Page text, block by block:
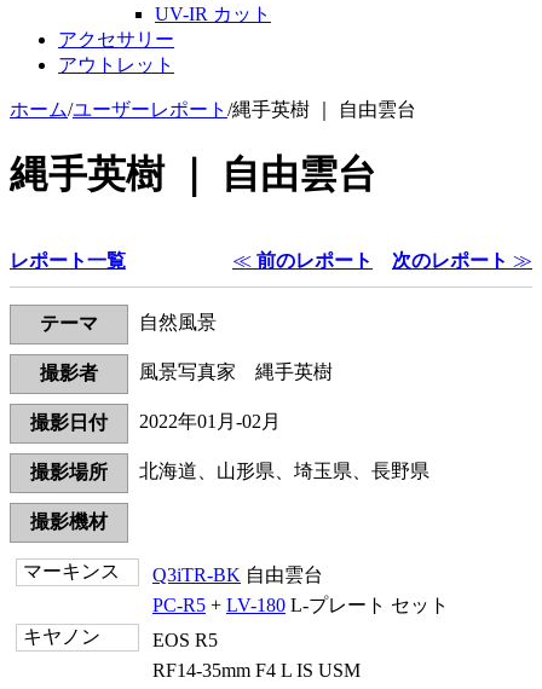
UV-IR カット
アクセサリー
アウトレット
ホーム/ユーザーレポート /縄手英樹 ｜ 自由雲台
縄手英樹 ｜ 自由雲台
レポート一覧 ≪ 前のレポート 次のレポート ≫
テーマ 自然風景
撮影者 風景写真家 縄手英樹
撮影日付 2022年01月‐02月
撮影場所 北海道、山形県、埼玉県、長野県
撮影機材
マーキンス Q3iTR-BK 自由雲台
PC-R5 + LV-180 L-プレート セット
キヤノン
EOS R5
RF14-35mm F4 L IS USM